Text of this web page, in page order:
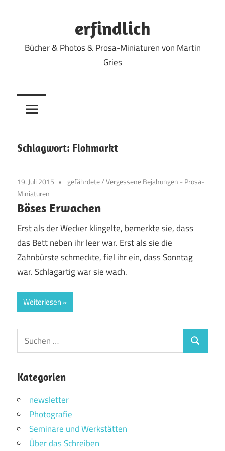
erfindlich
Bücher & Photos & Prosa-Miniaturen von Martin
Gries
Schlagwort: Flohmarkt
19. Juli 2015 gefährdete/Vergessene Bejahungen - Prosa-
Miniaturen
Böses Erwachen
Erst als der Wecker klingelte, bemerkte sie, dass
das Bett neben ihr leer war. Erst als sie die
Zahnbürste schmeckte, fiel ihr ein, dass Sonntag
war. Schlagartig war sie wach.
Weiterlesen
Suchen
nach:
Suchen
Kategorien
newsletter
Photografie
Seminare und Werkstätten
Über das Schreiben